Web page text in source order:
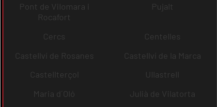
Pont de Vilomara i
Rocafort
Pujalt
Cercs
Centelles
Castellví de Rosanes
Castellví de la Marca
Castellterçol
Ullastrell
Maria d´Oló
Julià de Vilatorta